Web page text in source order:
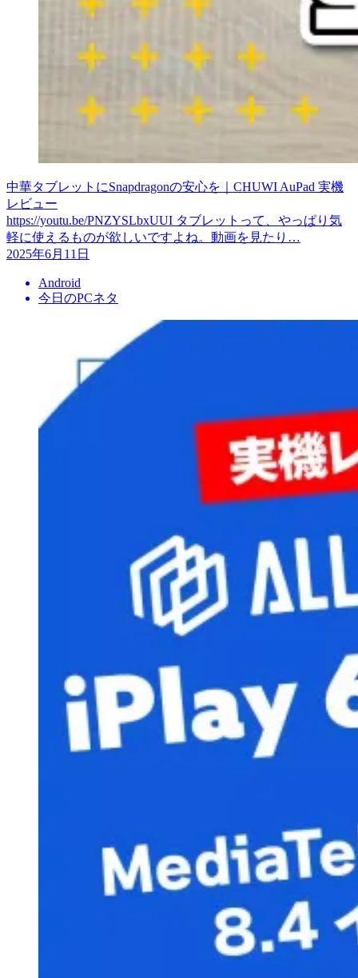
中華タブレットにSnapdragonの安心を｜CHUWI AuPad 実機
レビュー
https://youtu.be/PNZYSLbxUUI タブレットって、やっぱり気
軽に使えるものが欲しいですよね。動画を見たり…
2025年6月11日
Android
今日のPCネタ